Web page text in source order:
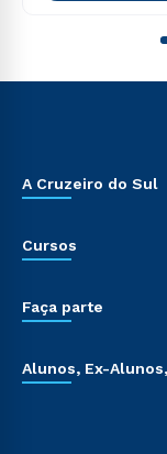
A Cruzeiro do Sul
Cursos
Faça parte
Alunos, Ex-